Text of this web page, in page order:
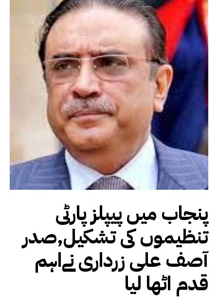
پنجاب میں پیپلز پارٹی
تنظیموں کی تشکیل,صدر
آصف علی زرداری نےاہم
قدم اٹھا لیا